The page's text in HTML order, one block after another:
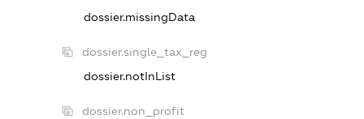
dossier.missingData
dossier.single_tax_reg
dossier.notInList
dossier.non_profit